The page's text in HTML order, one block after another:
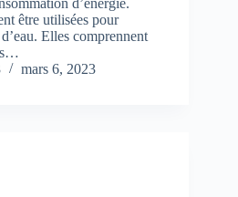
d’énergie.
être utilisées pour
Elles comprennent
mars 6, 2023